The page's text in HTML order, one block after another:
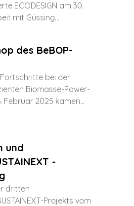
ECODESIGN am 30.
mit Güssing...
des BeBOP-
bei der
Biomasse-Power-
Februar 2025 kamen...
und
-
dritten
Projekts vom